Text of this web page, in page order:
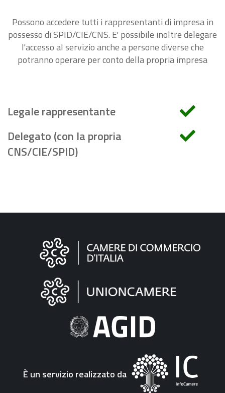
Possono accedere tutti i rappresentanti di impresa in
possesso di SPID/CIE/CNS. E' possibile inoltre delegare
l'accesso al servizio anche a persone diverse che
potranno operare per conto della propria impresa
Legale rappresentante
Delegato (con la propria
CNS/CIE/SPID)
Informazioni
"Fattura
Elettronica"
È un servizio realizzato da